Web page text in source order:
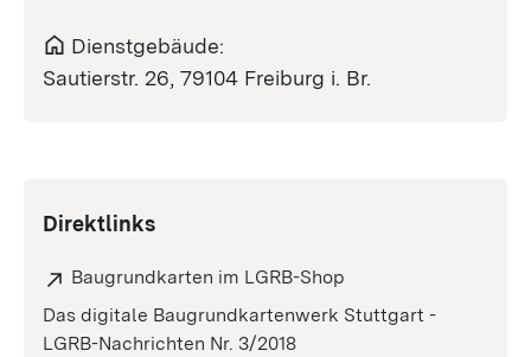
Dienstgebäude:
Sautierstr. 26, 79104 Freiburg i. Br.
Direktlinks
Baugrundkarten im LGRB-Shop
Das digitale Baugrundkartenwerk Stuttgart -
LGRB-Nachrichten Nr. 3/2018